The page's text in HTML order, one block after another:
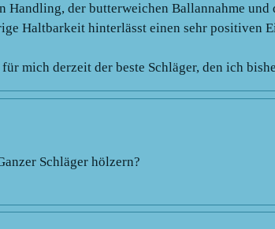
Handling, der butterweichen Ballannahme
Haltbarkeit hinterlässt einen sehr positiven
mich derzeit der beste Schläger, den ich
Schläger hölzern?